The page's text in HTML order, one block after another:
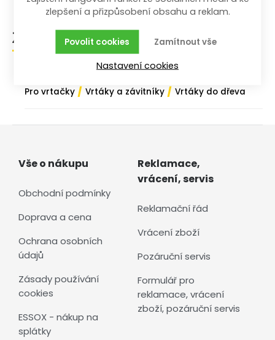
Zařazení zboží
Pro vrtačky / Vrtáky a závitníky / Vrtáky do dřeva
Vše o nákupu
Obchodní podmínky
Doprava a cena
Ochrana osobních
údajů
Zásady používání
cookies
ESSOX - nákup na
splátky
Reklamace,
vrácení, servis
Reklamační řád
Vrácení zboží
Pozáruční servis
Formulář pro
reklamace, vrácení
zboží, pozáruční servis
zlepšení a přizpůsobení obsahu a reklam.
Zamítnout vše
Povolit cookies
Nastavení cookies